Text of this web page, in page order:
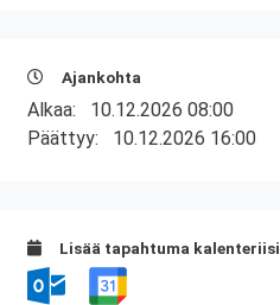
Ajankohta
Alkaa: 10.12.2026 08:00
Päättyy: 10.12.2026 16:00
Lisää tapahtuma kalenteriisi